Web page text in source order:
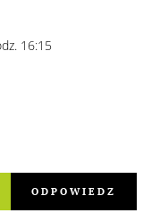
16:15
ODPOWIEDZ